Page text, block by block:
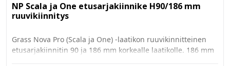
NP Scala ja One etusarjakiinnike H90/186 mm
ruuvikiinnitys
Grass Nova Pro (Scala ja One) -laatikon ruuvikinnitteinen
etusarjakiinnitin 90 ja 186 mm korkealle laatikolle. 186 mm